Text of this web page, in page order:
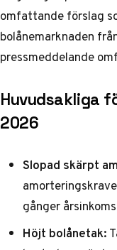
omfattande förslag
bolånemarknaden
pressmeddelande
Huvudsakliga
2026
Slopad skärpt
gånger
Höjt bolånetak: